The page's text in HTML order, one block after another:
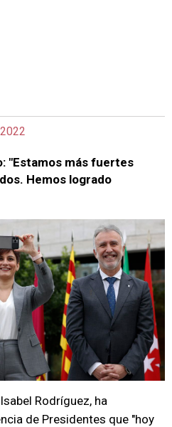
"Estamos más fuertes
Hemos logrado
Rodríguez, ha
de Presidentes que "hoy